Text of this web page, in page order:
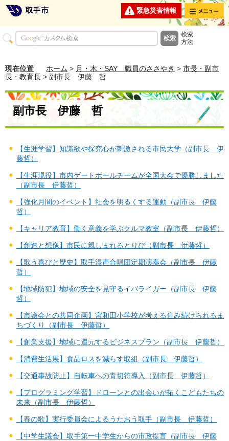
緊急災害情報 メニュー
検索
方法
現在位置 ホーム > 月・木・SAY 職員のささやき > 市長・副市
長・教育長 > 副市長 伊藤 哲
副市長 伊藤 哲
【生涯学習】知識欲や探究心が刺激される市民大学（副市長 伊
藤哲）
【生涯現役】市内ゲートボールチームが全国大会で優勝しました
（副市長 伊藤哲）
【強化月間のイベント】社会を明るくする運動（副市長 伊藤
哲）
【キャリア教育】働く意義を学ぶクルマ教室（副市長 伊藤哲）
【創造と想像】市民に親しまれるとりび（副市長 伊藤哲）
【歌う喜びと歴史】取手混声合唱団定期演奏会（副市長 伊藤
哲）
【地域防犯】地域の安全を見守るイバライガー（副市長 伊藤
哲）
【市議会との共同企画】宮和田小学校が考える住み続けられるま
ちづくり（副市長 伊藤哲）
【創業支援】地域に還元するビジネスプラン（副市長 伊藤哲）
【消費生活展】食品ロスを減らす取組（副市長 伊藤哲）
【交通事故防止】自転車への青切符導入（副市長 伊藤哲）
【プログラミング学習】ドローンとの出会いが拓くこどもたちの
未来（副市長 伊藤哲）
【春の歌】実行委員会によるうたおう取手（副市長 伊藤哲）
【中学生議会】取手第一中学生からの市政提言（副市長 伊藤